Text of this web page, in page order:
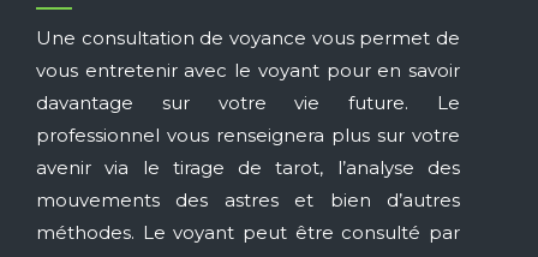
Une consultation de voyance vous permet de
vous entretenir avec le voyant pour en savoir
davantage sur votre vie future. Le
professionnel vous renseignera plus sur votre
avenir via le tirage de tarot, l’analyse des
mouvements des astres et bien d’autres
méthodes. Le voyant peut être consulté par